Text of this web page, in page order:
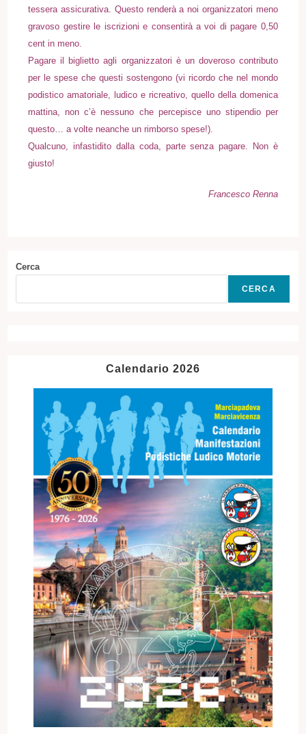
tessera assicurativa. Questo renderà a noi organizzatori meno
gravoso gestire le iscrizioni e consentirà a voi di pagare 0,50
cent in meno.
Pagare il biglietto agli organizzatori è un doveroso contributo
per le spese che questi sostengono (vi ricordo che nel mondo
podistico amatoriale, ludico e ricreativo, quello della domenica
mattina, non c’è nessuno che percepisce uno stipendio per
questo… a volte neanche un rimborso spese!).
Qualcuno, infastidito dalla coda, parte senza pagare. Non è
giusto!
Francesco Renna
Cerca
CERCA
Calendario 2026